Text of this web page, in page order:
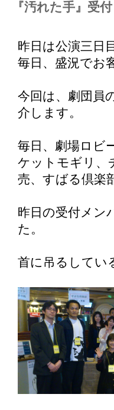
『汚れた手』受
昨日は公演三日
毎日、盛況でお
今回は、劇団員
介します。
毎日、劇場ロビ
ケットモギリ、
売、すばる倶楽
昨日の受付メン
た。
首に吊るしてい